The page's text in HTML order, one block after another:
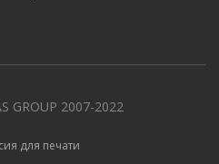
GROUP 2007-2022
для печати